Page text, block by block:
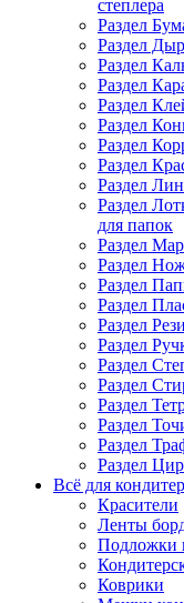
степлера
Раздел
Раздел
Раздел
Раздел
Раздел
Раздел
Раздел
Раздел
Раздел
Раздел
для папок
Раздел
Раздел
Раздел
Раздел
Раздел
Раздел
Раздел
Раздел
Раздел
Раздел
Раздел
Раздел
Всё для
Красители
Ленты
Подложки
Коврики